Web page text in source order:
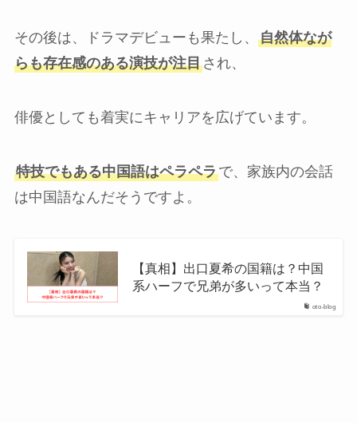
その後は、ドラマデビューも果たし、 自然体なが
らも存在感のある演技が注目され、
俳優としても着実にキャリアを広げています。
特技でもある中国語はペラペラで、家族内の会話
は中国語なんだそうですよ。
oto-blog
【真相】出口夏希の国籍は？中国
系ハーフで兄弟が多いって本当？